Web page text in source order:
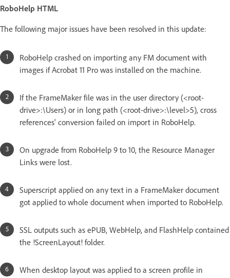
RoboHelp HTML
The following major issues have been resolved in this update:
RoboHelp crashed on importing any FM document with
images if Acrobat 11 Pro was installed on the machine.
If the FrameMaker file was in the user directory (<root-
drive>:\Users) or in long path (<root-drive>:\level>5), cross
references' conversion failed on import in RoboHelp.
On upgrade from RoboHelp 9 to 10, the Resource Manager
Links were lost.
Superscript applied on any text in a FrameMaker document
got applied to whole document when imported to RoboHelp.
SSL outputs such as ePUB, WebHelp, and FlashHelp contained
the !ScreenLayout! folder.
When desktop layout was applied to a screen profile in